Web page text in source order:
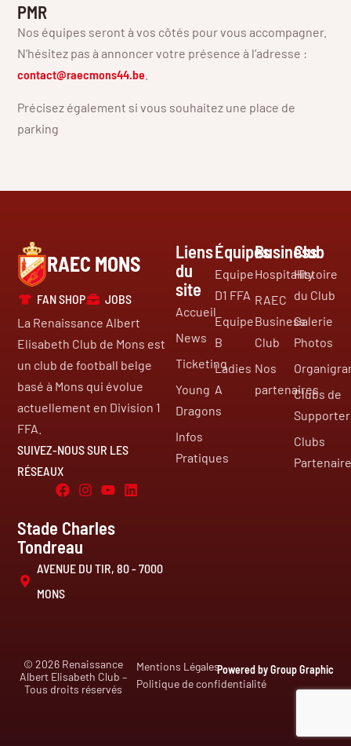
PMR
Nos équipes seront à vos côtés pour vous accompagner.
N’hésitez pas à annoncer votre présence à l’adresse :
contact@raecmons44.be
Précisez également si vous souhaitez une place de
parking
RAEC MONS
FAN SHOP
JOBS
La Renaissance Albert
Elisabeth Club de Mons est
un club de football belge
basé à Mons qui évolue
actuellement en Division 1
FFA.
SUIVEZ-NOUS SUR LES
RÉSEAUX
Stade Charles
Tondreau
AVENUE DU TIR, 80 - 7000
MONS
Liens
du
site
Accueil
News
Ticketing
Young
Dragons
Infos
Pratiques
Équipes
Equipe
D1 FFA
Equipe
B
Ladies
A
Business
Hospitality
RAEC
Business
Club
Nos
partenaires
Club
Histoire
du Club
Galerie
Photos
Clubs de
Clubs
© 2026 Renaissance
Albert Elisabeth Club –
Tous droits réservés
Mentions Légales
Politique de confidentialité
Powered by Group Graphic